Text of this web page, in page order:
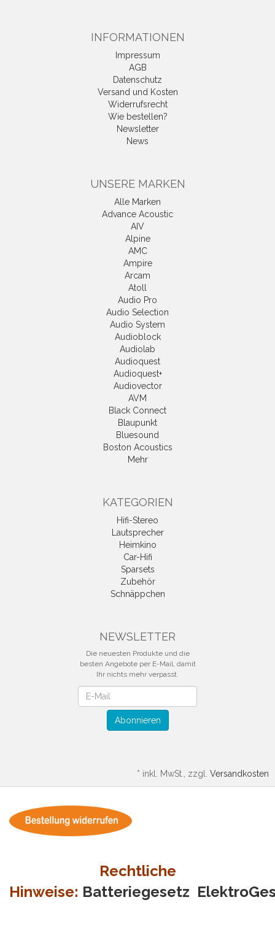
INFORMATIONEN
Impressum
AGB
Datenschutz
Versand und Kosten
Widerrufsrecht
Wie bestellen?
Newsletter
News
UNSERE MARKEN
Alle Marken
Advance Acoustic
AIV
Alpine
AMC
Ampire
Arcam
Atoll
Audio Pro
Audio Selection
Audio System
Audioblock
Audiolab
Audioquest
Audioquest+
Audiovector
AVM
Black Connect
Blaupunkt
Bluesound
Boston Acoustics
Mehr
KATEGORIEN
Hifi-Stereo
Lautsprecher
Heimkino
Car-Hifi
Sparsets
Zubehör
Schnäppchen
NEWSLETTER
Die neuesten Produkte und die
besten Angebote per E-Mail, damit
Ihr nichts mehr verpasst.
Abonnieren
* inkl. MwSt., zzgl. Versandkosten
Rechtliche
Hinweise: Batteriegesetz